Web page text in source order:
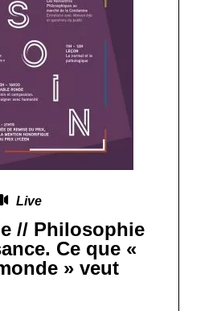
Live
// Philosophie
Ce que «
» veut